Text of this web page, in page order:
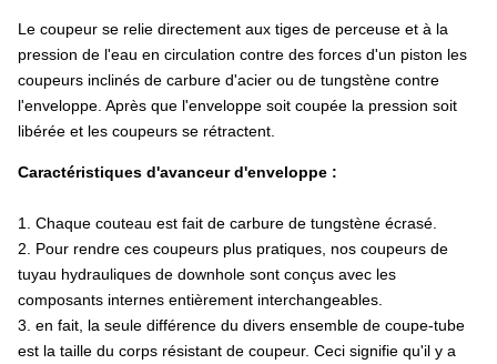
Le coupeur se relie directement aux tiges de perceuse et à la
pression de l'eau en circulation contre des forces d'un piston les
coupeurs inclinés de carbure d'acier ou de tungstène contre
l'enveloppe. Après que l'enveloppe soit coupée la pression soit
libérée et les coupeurs se rétractent.
Caractéristiques d'avanceur d'enveloppe :
1. Chaque couteau est fait de carbure de tungstène écrasé.
2. Pour rendre ces coupeurs plus pratiques, nos coupeurs de
tuyau hydrauliques de downhole sont conçus avec les
composants internes entièrement interchangeables.
3. en fait, la seule différence du divers ensemble de coupe-tube
est la taille du corps résistant de coupeur. Ceci signifie qu'il y a